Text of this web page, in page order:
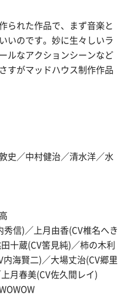
られた作品で、まず音楽と
いのです。妙に生々しいラ
ルなアクションシーンなど
すがマッドハウス制作作品
史／中村健治／清水洋／水
信)／上月由香(CV椎名へき
十蔵(CV筈見純)／柿の木利
海賢二)／大場丈治(CV郷里
月春美(CV佐久間レイ)